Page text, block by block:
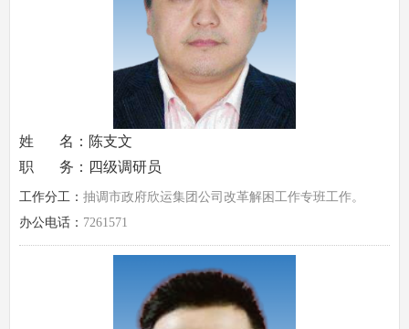
姓 名：陈支文
职 务：四级调研员
工作分工： 抽调市政府欣运集团公司改革解困工作专班工作。
办公电话： 7261571